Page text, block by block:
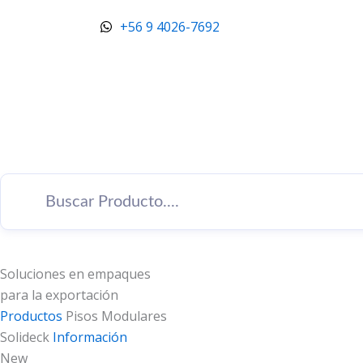
+56 9 4026-7692
Soluciones en empaques
para la exportación
Productos Pisos Modulares
Solideck Información
New